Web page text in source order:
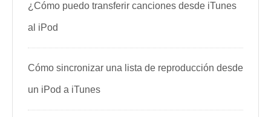
¿Cómo puedo transferir canciones desde iTunes
al iPod
Cómo sincronizar una lista de reproducción desde
un iPod a iTunes